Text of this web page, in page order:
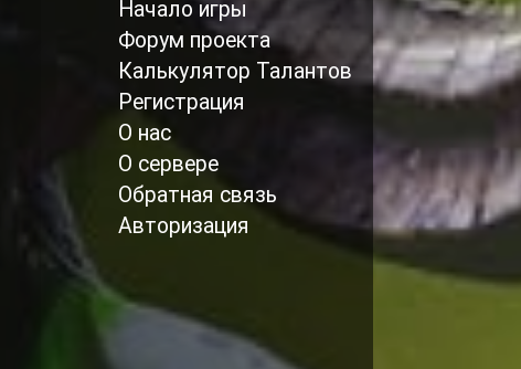
Начало игры
Форум проекта
Калькулятор Талантов
Регистрация
О нас
О сервере
Обратная связь
Авторизация